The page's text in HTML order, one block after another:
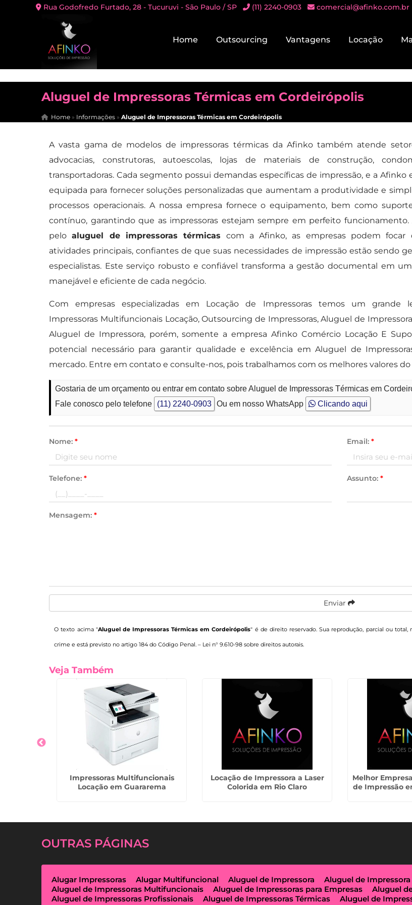
Rua Godofredo Furtado, 28 - Tucuruvi - São Paulo / SP (11) 2240-0903 comercial@afinko.com.br
Home Outsourcing Vantagens Locação
Aluguel de Impressoras Térmicas em Cordeirópolis
Home » Informações »Aluguel de Impressoras Térmicas em Cordeirópolis
A vasta gama de modelos de impressoras térmicas da Afinko também atende
advocacias, construtoras, autoescolas, lojas de materiais de construção,
transportadoras. Cada segmento possui demandas específicas de impressão, e a Afinko
equipada para fornecer soluções personalizadas que aumentam a produtividade e
processos operacionais. A nossa empresa fornece o equipamento, bem como
contínuo, garantindo que as impressoras estejam sempre em perfeito funcionamento.
peloaluguel de impressoras térmicas com a Afinko, as empresas podem focar
atividades principais, confiantes de que suas necessidades de impressão estão sendo
especialistas. Este serviço robusto e confiável transforma a gestão documental em
manejável e eficiente de cada negócio.
Com empresas especializadas em Locação de Impressoras temos um grande
Impressoras Multifuncionais Locação, Outsourcing de Impressoras, Aluguel de
Aluguel de Impressora, porém, somente a empresa Afinko Comércio Locação E
potencial necessário para garantir qualidade e excelência em Aluguel de
mercado. Entre em contato e consulte-nos, pois trabalhamos com os melhores valores
Gostaria de um orçamento ou entrar em contato sobre Aluguel de Impressoras Térmicas em
Fale conosco pelo telefone
(11) 2240-0903 Ou em nosso WhatsApp Clicando aqui
Nome:* Email: *
Telefone:* Assunto: *
Mensagem:*
Enviar
O texto acima "Aluguel de Impressoras Térmicas em Cordeirópolis" é de direito reservado. Sua reprodução, parcial ou
crime e está previsto no artigo 184 do Código Penal. – Lei n° 9.610-98 sobre direitos autorais.
Veja Também
Impressoras Multifuncionais
Locação em Guararema
Locação de Impressora a Laser
Colorida em Rio Claro
Melhor
de Impressão
OUTRAS PÁGINAS
Alugar Impressoras Alugar Multifuncional Aluguel de Impressora Aluguel de
Aluguel de Impressoras Multifuncionais
Aluguel de Impressoras para Empresas
Aluguel
Aluguel de Impressoras Profissionais
Aluguel de Impressoras Térmicas Aluguel de